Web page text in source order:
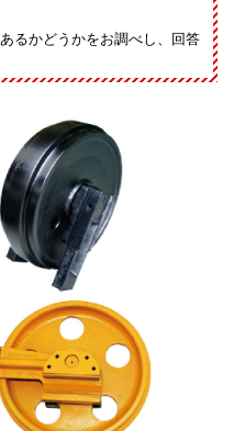
るかどうかをお調べし、回答